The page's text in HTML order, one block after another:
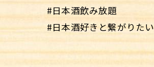
#日本酒飲み放題
#日本酒好きと繋がりたい